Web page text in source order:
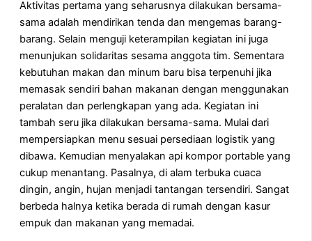
Aktivitas pertama yang seharusnya dilakukan bersama-
sama adalah mendirikan tenda dan mengemas barang-
barang. Selain menguji keterampilan kegiatan ini juga
menunjukan solidaritas sesama anggota tim. Sementara
kebutuhan makan dan minum baru bisa terpenuhi jika
memasak sendiri bahan makanan dengan menggunakan
peralatan dan perlengkapan yang ada. Kegiatan ini
tambah seru jika dilakukan bersama-sama. Mulai dari
mempersiapkan menu sesuai persediaan logistik yang
dibawa. Kemudian menyalakan api kompor portable yang
cukup menantang. Pasalnya, di alam terbuka cuaca
dingin, angin, hujan menjadi tantangan tersendiri. Sangat
berbeda halnya ketika berada di rumah dengan kasur
empuk dan makanan yang memadai.